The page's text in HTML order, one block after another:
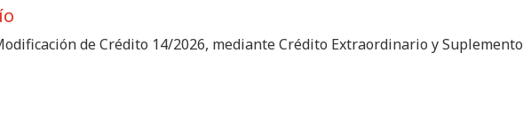
de Crédito 14/2026, mediante Crédito Extraordinario y Suplemento